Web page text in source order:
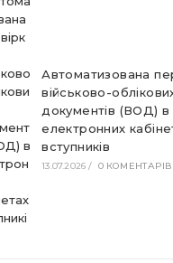
Автоматизована
військово-
документів (ВОД) в
електронних
вступників
13.07.2026 / 0 КОМЕНТАРІВ